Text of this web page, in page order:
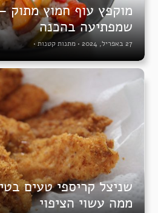
מוקפץ עוף חמוץ מתוק
שמפתיעה בהכנה
27 באפריל, 2024 • מתנות קטנות •
שניצל קריספי טעים
ממה עשוי הציפוי